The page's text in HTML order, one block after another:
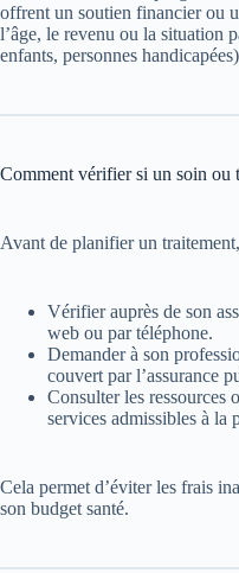
offrent un soutien financier ou
l’âge, le revenu ou la situation
enfants, personnes
Comment vérifier si un soin ou
Avant de planifier un
Vérifier auprès de son
web ou par téléphone.
Demander à son
couvert par l’assurance
Consulter les ressources
services admissibles à la
Cela permet d’éviter les frais
son budget santé.